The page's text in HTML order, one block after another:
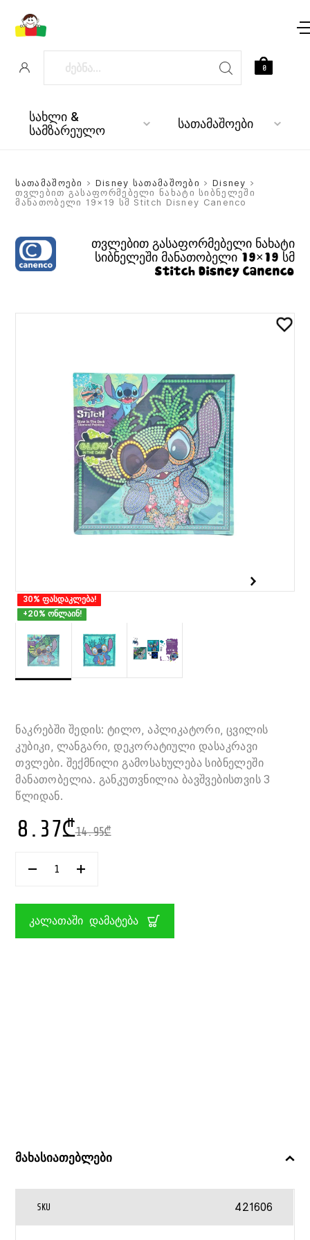
სახლი &
სამზარეულო სათამაშოები
0
სათამაშოები > Disney სათამაშოები > Disney >
თვლებით გასაფორმებელი ნახატი სიბნელეში
მანათობელი 19×19 სმ Stitch Disney Canenco
თვლებით გასაფორმებელი ნახატი
სიბნელეში მანათობელი 19×19 სმ
Stitch Disney Canenco
30% ფასდაკლება!
+20% ონლაინ!
ნაკრებში შედის: ტილო, აპლიკატორი, ცვილის
კუბიკი, ლანგარი, დეკორატიული დასაკრავი
თვლები. შექმნილი გამოსახულება სიბნელეში
მანათობელია. განკუთვნილია ბავშვებისთვის 3
წლიდან.
14.95₾
8.37₾
ᲠᲐᲝᲓᲔᲜᲝᲑᲐ:
ᲜᲐᲮᲐᲢᲘ
ᲛᲐᲜᲐᲗᲝᲑᲔᲚᲘ
ᲡᲛ
ᲙᲐᲚᲐᲗᲐᲨᲘ ᲓᲐᲛᲐᲢᲔᲑᲐ
მახასიათებლები
SKU 421606